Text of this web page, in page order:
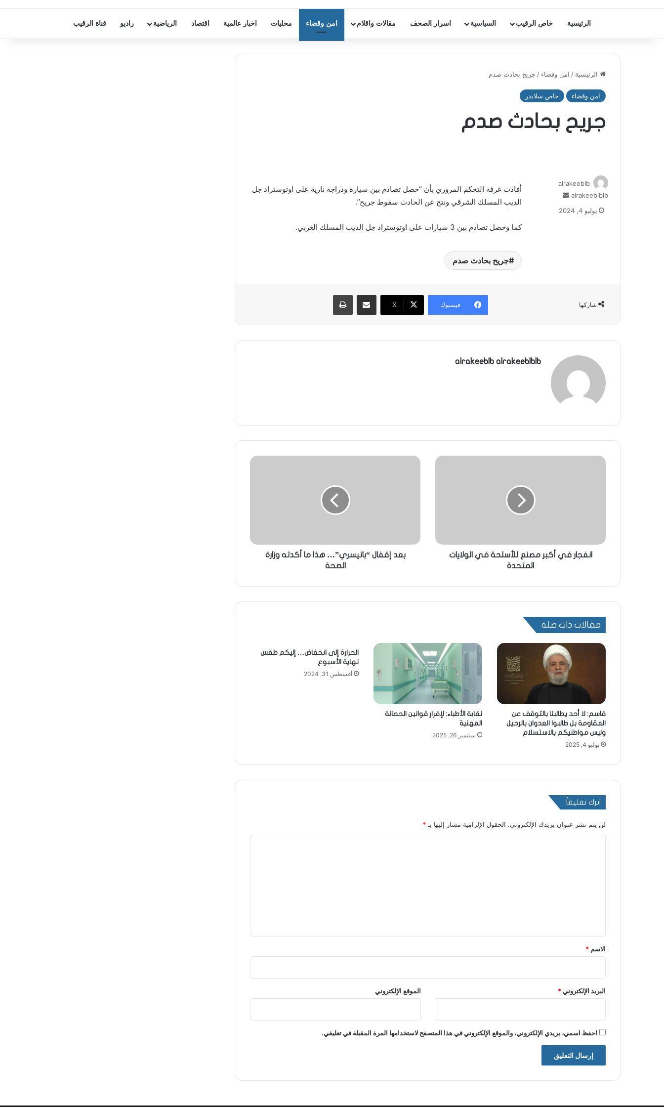
الرئيسية خاص الرقيب السياسية اسرار الصحف مقالات واقلام امن وقضاء محليات اخبار عالمية اقتصاد الرياضية راديو قناة الرقيب
الرئيسية / امن وقضاء / جريح بحادث صدم
امن وقضاء خاص سلايدر
جريح بحادث صدم
أفادت غرفة التحكم المروري بأن “حصل تصادم بين سيارة ودراجة نارية على اوتوستراد جل
الديب المسلك الشرقي ونتج عن الحادث سقوط جريح”.
كما وحصل تصادم بين 3 سيارات على اوتوستراد جل الديب المسلك الغربي.
جريح بحادث صدم
alrakeeblb
alrakeeblblb
أرسل
إلكترونيا
يوليو 4, 2024
شاركها فيسبوك X
مشاركة عبر البريد طباعة
alrakeeblb alrakeeblblb
انفجار في أكبر مصنع للأسلحة في الولايات
المتحدة
بعد إقفال “باتيسري”… هذا ما أكدته وزارة
الصحة
مقالات ذات صلة
قاسم: لا أحد يطالبنا بالتوقف عن
المقاومة بل طالبوا العدوان بالرحيل
وليس مواطنيكم بالاستسلام
يوليو 4, 2025
نقابة الأطباء: لإقرار قوانين الحصانة
المهنية
سبتمبر 26, 2025
الحرارة إلى انخفاض… إليكم طقس
نهاية الأسبوع
أغسطس 31, 2024
اترك تعليقاً
لن يتم نشر عنوان بريدك الإلكتروني. الحقول الإلزامية مشار إليها بـ *
*
الاسم *
البريد الإلكتروني* الموقع الإلكتروني
احفظ اسمي، بريدي الإلكتروني، والموقع الإلكتروني في هذا المتصفح لاستخدامها المرة المقبلة في تعليقي.